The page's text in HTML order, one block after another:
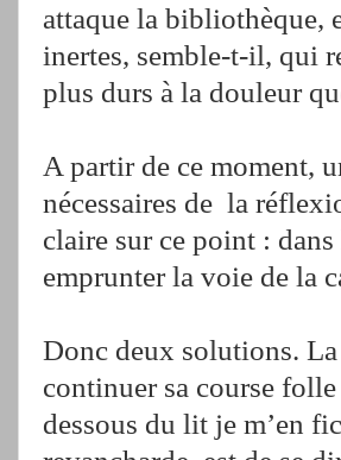
attaque la bibliothèque,
inertes, semble-t-il, qui
plus durs à la douleur
A partir de ce moment,
nécessaires de la
claire sur ce point :
emprunter la voie de la
Donc deux solutions.
continuer sa course
dessous du lit je m’en